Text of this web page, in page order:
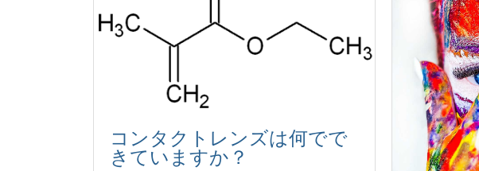
コンタクトレンズは何でで
きていますか？